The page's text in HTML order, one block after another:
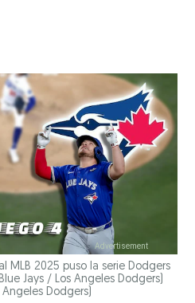
mediante Email
mediante Facebook
actual mediante Twitter
artículo actual mediante LinkedIn
el artículo actual mediante
MLB 2025 puso la serie Dodgers
Jays / Los Angeles Dodgers)
Angeles Dodgers)